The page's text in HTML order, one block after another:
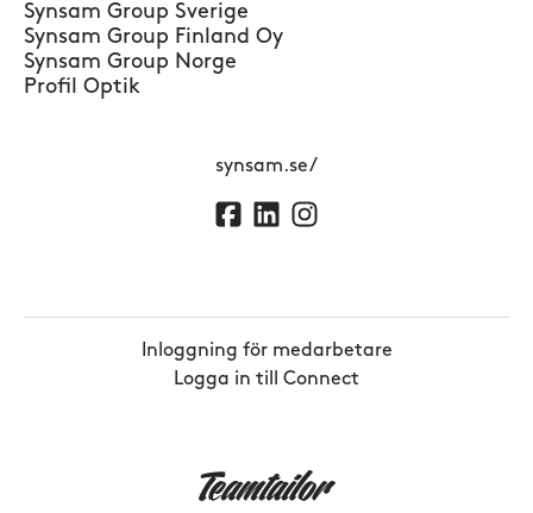
Synsam Group Sverige
Synsam Group Finland Oy
Synsam Group Norge
Profil Optik
synsam.se/
Inloggning för medarbetare
Logga in till Connect